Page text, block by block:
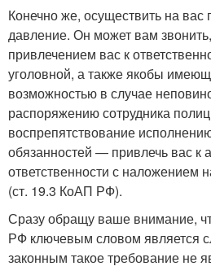
Конечно же, осуществить на вас
давление. Он может вам
привлечением вас к
уголовной, а также якобы
возможностью в случае
распоряжению сотрудника
воспрепятствование
обязанностей — привлечь вас к
ответственности с наложением
(ст. 19.3 КоАП РФ).
Сразу обращу ваше внимание,
РФ ключевым словом является
законным такое требование не